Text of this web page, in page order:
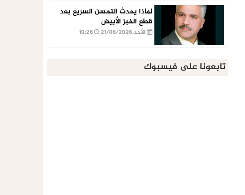
لماذا يحدث التحسن السريع بعد
قطع الخبز الأبيض
الأحد 21/06/2026
تابعونا على فيسبوك